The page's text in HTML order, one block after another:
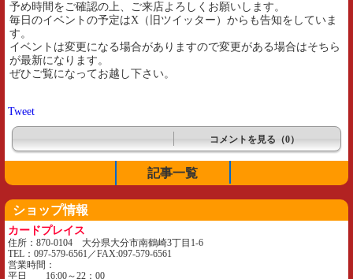
予め時間をご確認の上、ご来店よろしくお願いします。
毎日のイベントの予定はX（旧ツイッター）からも告知をしていま
す。
イベントは変更になる場合がありますので変更がある場合はそちら
が最新になります。
ぜひご覧になってお越し下さい。
Tweet
コメントを見る（0）
記事一覧
ショップ情報
カードプレイス
住所：870-0104 大分県大分市南鶴崎3丁目1-6
TEL：097-579-6561／FAX:097-579-6561
営業時間：
平日 16:00～22：00